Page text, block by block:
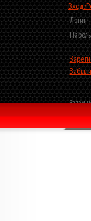
Вход/
Логин
Пароль